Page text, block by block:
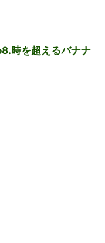
時を超えるバナナ